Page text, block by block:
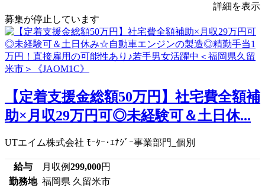
詳細を表示
募集が停止しています
【定着支援金総額50万円】社宅費全額補
助×月収29万円可◎未経験可＆土日休...
UTエイム株式会社 ﾓｰﾀｰ･ｴﾅｼﾞｰ事業部門_個別
給与 月収例299,000円
勤務地 福岡県 久留米市